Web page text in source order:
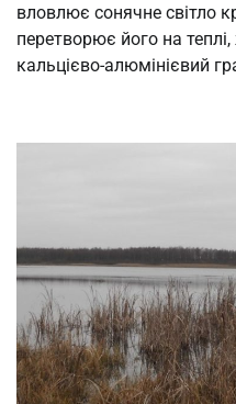
вловлює сонячне світло
перетворює його на
кальцієво-алюмінієвий